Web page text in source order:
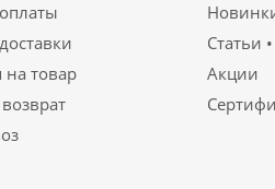
на товар
Статьи
Акции